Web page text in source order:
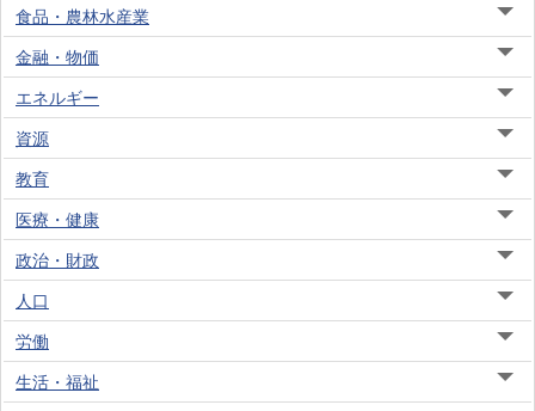
食品・農林水産業
金融・物価
エネルギー
資源
教育
医療・健康
政治・財政
人口
労働
生活・福祉